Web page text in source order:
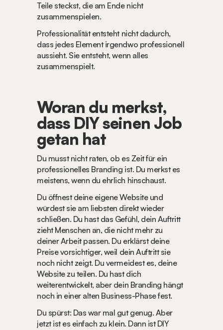
Teile steckst, die am Ende nicht
zusammenspielen.
Professionalität entsteht nicht dadurch,
dass jedes Element irgendwo professionell
aussieht. Sie entsteht, wenn alles
zusammenspielt.
Woran du merkst,
dass DIY seinen Job
getan hat
Du musst nicht raten, ob es Zeit für ein
professionelles Branding ist. Du merkst es
meistens, wenn du ehrlich hinschaust.
Du öffnest deine eigene Website und
würdest sie am liebsten direkt wieder
schließen. Du hast das Gefühl, dein Auftritt
zieht Menschen an, die nicht mehr zu
deiner Arbeit passen. Du erklärst deine
Preise vorsichtiger, weil dein Auftritt sie
noch nicht zeigt. Du vermeidest es, deine
Website zu teilen. Du hast dich
weiterentwickelt, aber dein Branding hängt
noch in einer alten Business-Phase fest.
Du spürst: Das war mal gut genug. Aber
jetzt ist es einfach zu klein. Dann ist DIY